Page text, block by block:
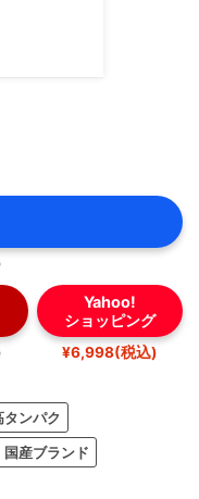
Yahoo!
ショッピング
¥6,998(税込)
タンパク
国産ブランド